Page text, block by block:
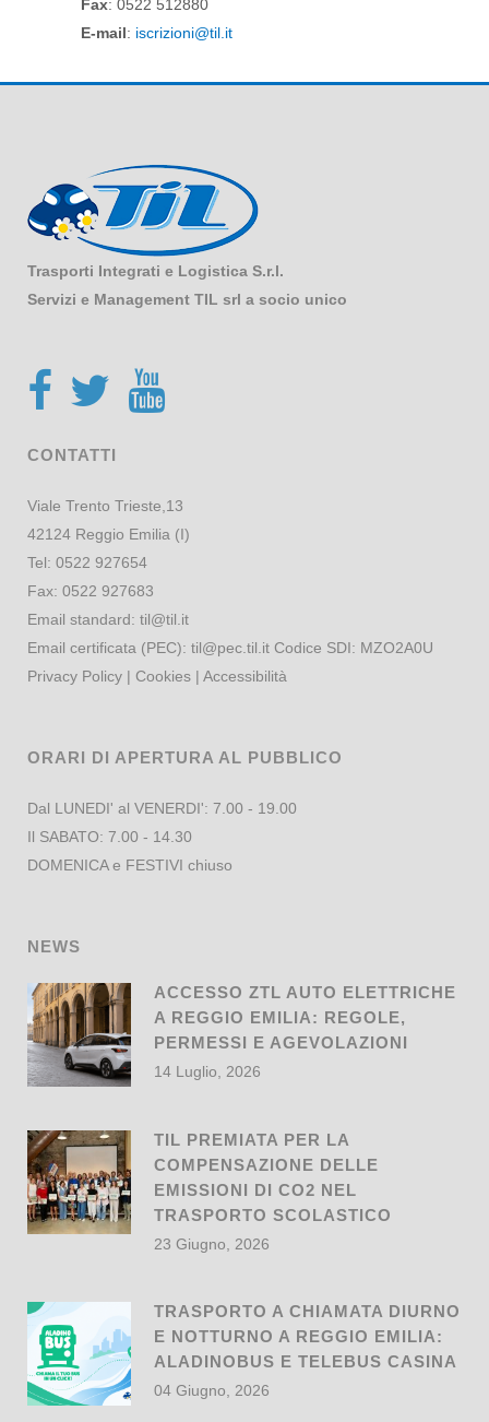
Fax: 0522 512880
E-mail: iscrizioni@til.it
Trasporti Integrati e Logistica S.r.l.
Servizi e Management TIL srl a socio unico
CONTATTI
Viale Trento Trieste,13
42124 Reggio Emilia (I)
Tel: 0522 927654
Fax: 0522 927683
Email standard: til@til.it
Email certificata (PEC): til@pec.til.it Codice SDI: MZO2A0U
Privacy Policy | Cookies | Accessibilità
ORARI DI APERTURA AL PUBBLICO
Dal LUNEDI' al VENERDI': 7.00 - 19.00
Il SABATO: 7.00 - 14.30
DOMENICA e FESTIVI chiuso
NEWS
ACCESSO ZTL AUTO ELETTRICHE
A REGGIO EMILIA: REGOLE,
PERMESSI E AGEVOLAZIONI
14 Luglio, 2026
TIL PREMIATA PER LA
COMPENSAZIONE DELLE
EMISSIONI DI CO2 NEL
TRASPORTO SCOLASTICO
23 Giugno, 2026
TRASPORTO A CHIAMATA DIURNO
E NOTTURNO A REGGIO EMILIA:
ALADINOBUS E TELEBUS CASINA
04 Giugno, 2026